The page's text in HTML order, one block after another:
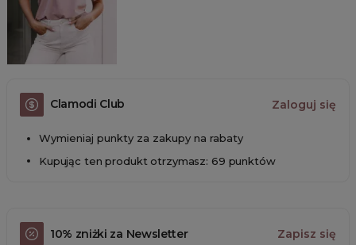
Clamodi Club Zaloguj się
Wymieniaj punkty za zakupy na rabaty
Kupując ten produkt otrzymasz: 69 punktów
10% zniżki za Newsletter Zapisz się